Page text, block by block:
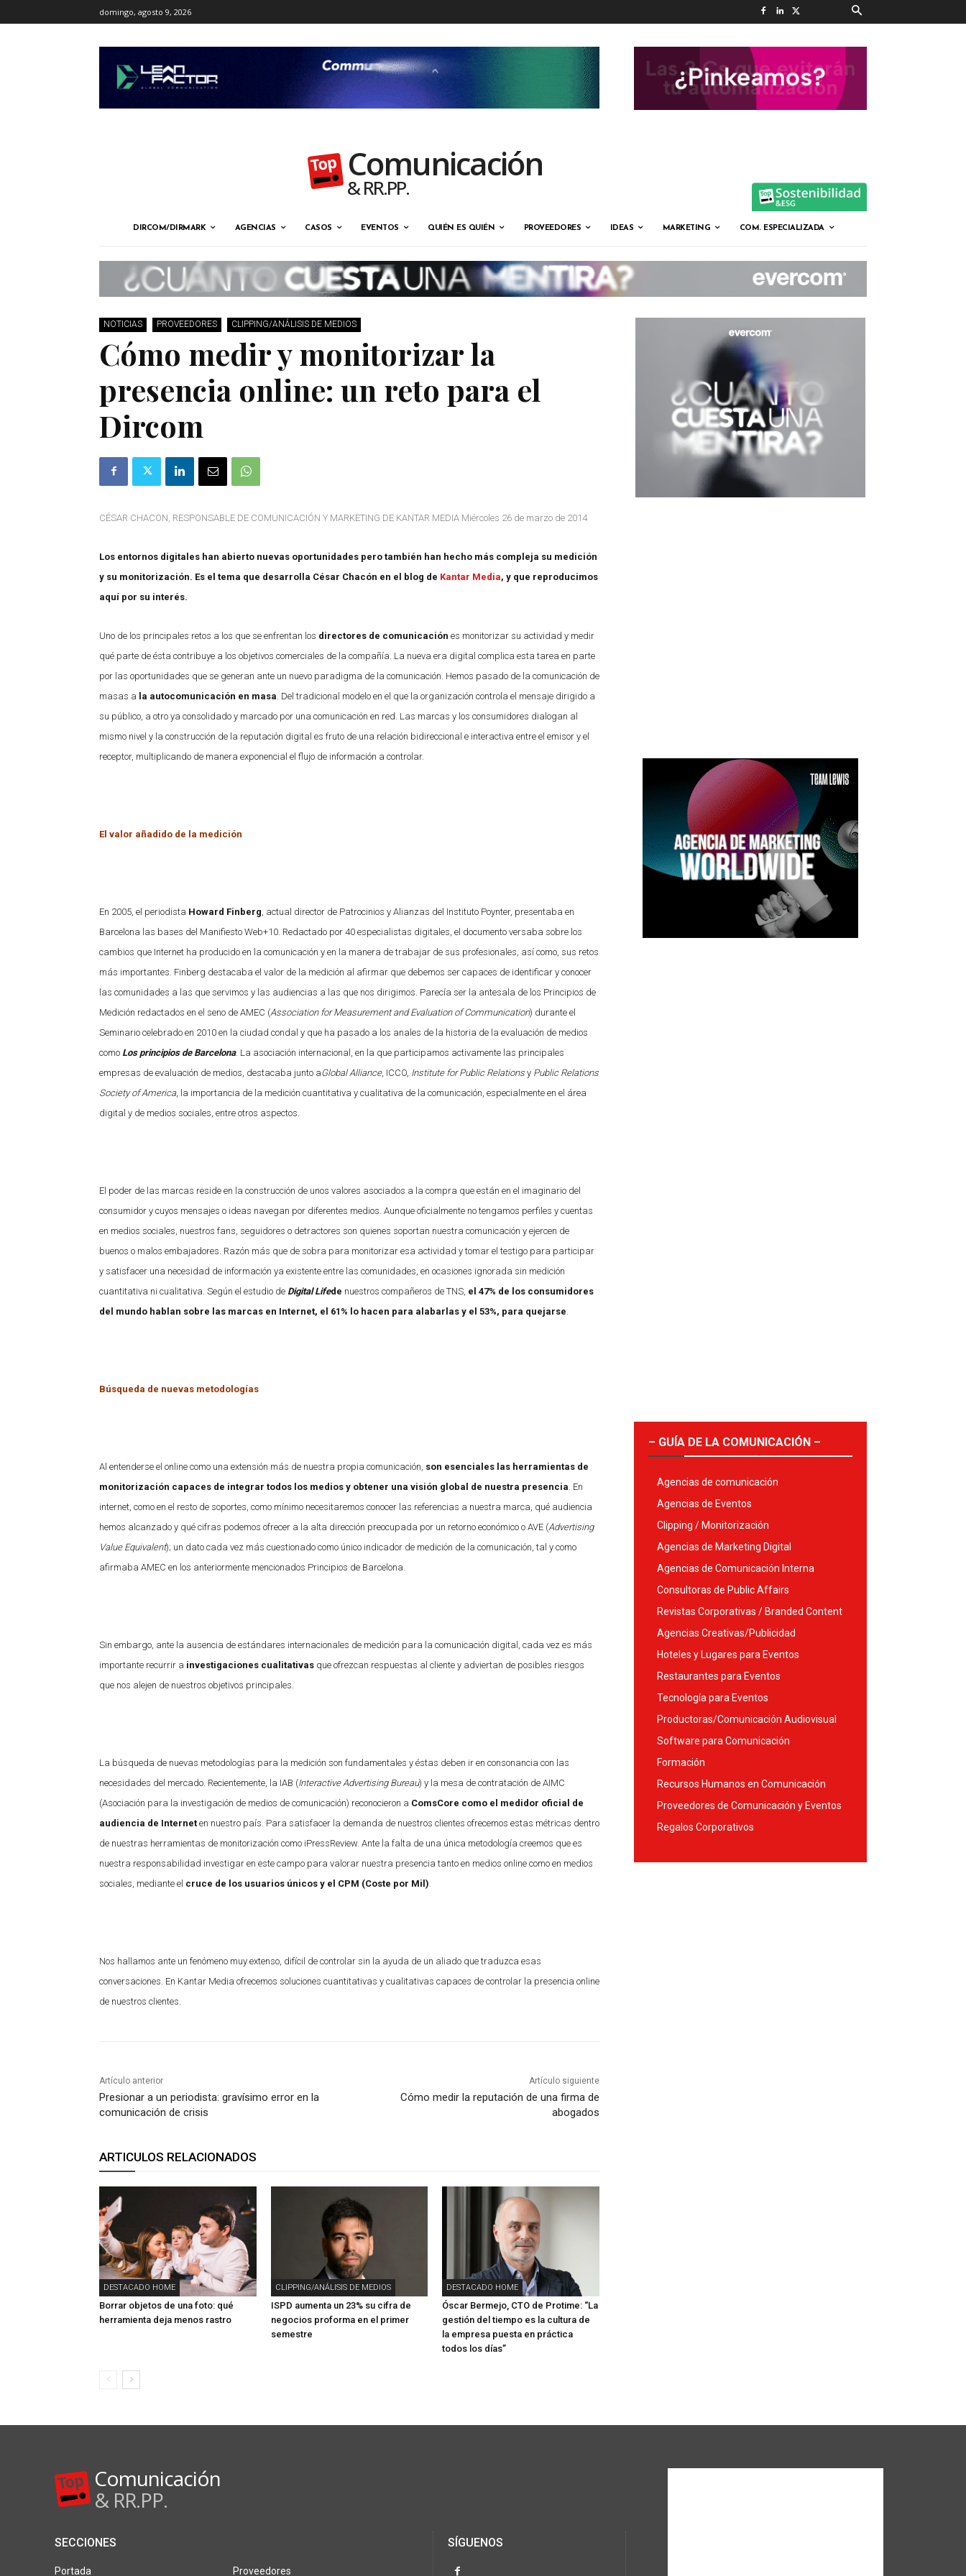
domingo, agosto 9, 2026
Comunicación
& RR.PP.
DIRCOM/DIRMARK AGENCIAS CASOS EVENTOS QUIÉN ES QUIÉN PROVEEDORES IDEAS MARKETING COM. ESPECIALIZADA
NOTICIAS PROVEEDORES CLIPPING/ANÁLISIS DE MEDIOS
Cómo medir y monitorizar la
presencia online: un reto para el
Dircom
CÉSAR CHACON, RESPONSABLE DE COMUNICACIÓN Y MARKETING DE KANTAR MEDIA Miércoles 26 de marzo de 2014
Los entornos digitales han abierto nuevas oportunidades pero también han hecho más compleja su medición
y su monitorización. Es el tema que desarrolla César Chacón en el blog de Kantar Media, y que reproducimos
aquí por su interés.
Uno de los principales retos a los que se enfrentan los directores de comunicación es monitorizar su actividad y medir
qué parte de ésta contribuye a los objetivos comerciales de la compañía. La nueva era digital complica esta tarea en parte
por las oportunidades que se generan ante un nuevo paradigma de la comunicación. Hemos pasado de la comunicación de
masas a la autocomunicación en masa . Del tradicional modelo en el que la organización controla el mensaje dirigido a
su público, a otro ya consolidado y marcado por una comunicación en red. Las marcas y los consumidores dialogan al
mismo nivel y la construcción de la reputación digital es fruto de una relación bidireccional e interactiva entre el emisor y el
receptor, multiplicando de manera exponencial el flujo de información a controlar.
El valor añadido de la medición
En 2005, el periodista Howard Finberg , actual director de Patrocinios y Alianzas del Instituto Poynter, presentaba en
Barcelona las bases del Manifiesto Web+10. Redactado por 40 especialistas digitales, el documento versaba sobre los
cambios que Internet ha producido en la comunicación y en la manera de trabajar de sus profesionales, así como, sus retos
más importantes. Finberg destacaba el valor de la medición al afirmar que debemos ser capaces de identificar y conocer
las comunidades a las que servimos y las audiencias a las que nos dirigimos. Parecía ser la antesala de los Principios de
Medición redactados en el seno de AMEC (Association for Measurement and Evaluation of Communication) durante el
Seminario celebrado en 2010 en la ciudad condal y que ha pasado a los anales de la historia de la evaluación de medios
como Los principios de Barcelona. La asociación internacional, en la que participamos activamente las principales
empresas de evaluación de medios, destacaba junto aGlobal Alliance, ICCO, Institute for Public Relations y Public Relations
Society of America, la importancia de la medición cuantitativa y cualitativa de la comunicación, especialmente en el área
digital y de medios sociales, entre otros aspectos.
El poder de las marcas reside en la construcción de unos valores asociados a la compra que están en el imaginario del
consumidor y cuyos mensajes o ideas navegan por diferentes medios. Aunque oficialmente no tengamos perfiles y cuentas
en medios sociales, nuestros fans, seguidores o detractores son quienes soportan nuestra comunicación y ejercen de
buenos o malos embajadores. Razón más que de sobra para monitorizar esa actividad y tomar el testigo para participar
y satisfacer una necesidad de información ya existente entre las comunidades, en ocasiones ignorada sin medición
cuantitativa ni cualitativa. Según el estudio de Digital Lifede nuestros compañeros de TNS, el 47% de los consumidores
del mundo hablan sobre las marcas en Internet, el 61% lo hacen para alabarlas y el 53%, para quejarse
Búsqueda de nuevas metodologías
Al entenderse el online como una extensión más de nuestra propia comunicación, son esenciales las herramientas de
monitorización capaces de integrar todos los medios y obtener una visión global de nuestra presencia . En
internet, como en el resto de soportes, como mínimo necesitaremos conocer las referencias a nuestra marca, qué audiencia
hemos alcanzado y qué cifras podemos ofrecer a la alta dirección preocupada por un retorno económico o AVE (Advertising
Value Equivalent); un dato cada vez más cuestionado como único indicador de medición de la comunicación, tal y como
afirmaba AMEC en los anteriormente mencionados Principios de Barcelona.
Sin embargo, ante la ausencia de estándares internacionales de medición para la comunicación digital, cada vez es más
importante recurrir a investigaciones cualitativas que ofrezcan respuestas al cliente y adviertan de posibles riesgos
que nos alejen de nuestros objetivos principales.
La búsqueda de nuevas metodologías para la medición son fundamentales y éstas deben ir en consonancia con las
necesidades del mercado. Recientemente, la IAB (Interactive Advertising Bureau) y la mesa de contratación de AIMC
(Asociación para la investigación de medios de comunicación) reconocieron a ComsCore como el medidor oficial de
audiencia de Internet en nuestro país. Para satisfacer la demanda de nuestros clientes ofrecemos estas métricas dentro
de nuestras herramientas de monitorización como iPressReview. Ante la falta de una única metodología creemos que es
nuestra responsabilidad investigar en este campo para valorar nuestra presencia tanto en medios online como en medios
sociales, mediante el cruce de los usuarios únicos y el CPM (Coste por Mil)
Nos hallamos ante un fenómeno muy extenso, difícil de controlar sin la ayuda de un aliado que traduzca esas
conversaciones. En Kantar Media ofrecemos soluciones cuantitativas y cualitativas capaces de controlar la presencia online
de nuestros clientes.
Artículo anterior
Presionar a un periodista: gravísimo error en la
comunicación de crisis
Artículo siguiente
Cómo medir la reputación de una firma de
abogados
ARTICULOS RELACIONADOS
DESTACADO HOME
Borrar objetos de una foto: qué
herramienta deja menos rastro
CLIPPING/ANÁLISIS DE MEDIOS
ISPD aumenta un 23% su cifra de
negocios proforma en el primer
semestre
DESTACADO HOME
Óscar Bermejo, CTO de Protime: “La
gestión del tiempo es la cultura de
la empresa puesta en práctica
todos los días”
– GUÍA DE LA COMUNICACIÓN –
Agencias de comunicación
Agencias de Eventos
Clipping / Monitorización
Agencias de Marketing Digital
Agencias de Comunicación Interna
Consultoras de Public Affairs
Revistas Corporativas / Branded Content
Agencias Creativas/Publicidad
Hoteles y Lugares para Eventos
Restaurantes para Eventos
Tecnología para Eventos
Productoras/Comunicación Audiovisual
Software para Comunicación
Formación
Recursos Humanos en Comunicación
Proveedores de Comunicación y Eventos
Regalos Corporativos
Comunicación
& RR.PP.
SECCIONES
Portada Proveedores
SÍGUENOS